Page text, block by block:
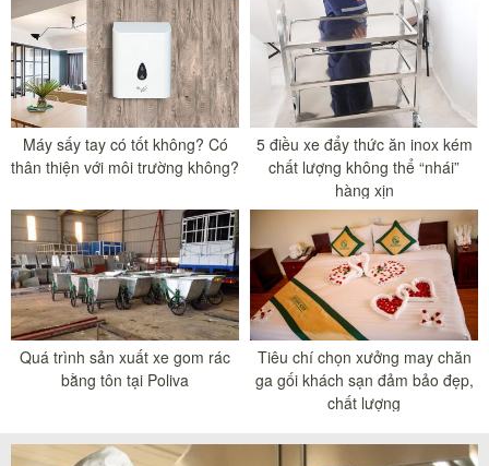
Máy sấy tay có tốt không? Có
thân thiện với môi trường không?
5 điều xe đẩy thức ăn inox kém
chất lượng không thể “nhái”
hàng xịn
Quá trình sản xuất xe gom rác
bằng tôn tại Poliva
Tiêu chí chọn xưởng may chăn
ga gối khách sạn đảm bảo đẹp,
chất lượng